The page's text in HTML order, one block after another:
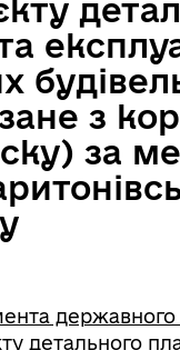
з
за
державного
детального